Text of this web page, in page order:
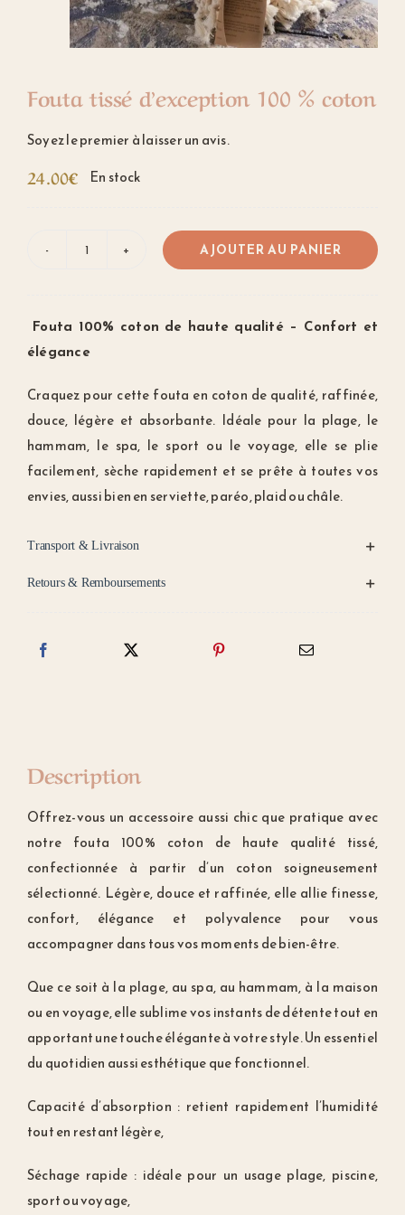
Notre Marque
Fouta tissé d’exception 100 % coton
Soyez le premier à laisser un avis.
24.00€ En stock
quantité
tissé
d'exception
%
coton
AJOUTER AU PANIER
Fouta 100% coton de haute qualité – Confort et
élégance
Craquez pour cette fouta en coton de qualité, raffinée,
douce, légère et absorbante. Idéale pour la plage, le
hammam, le spa, le sport ou le voyage, elle se plie
facilement, sèche rapidement et se prête à toutes vos
envies, aussi bien en serviette, paréo, plaid ou châle.
Transport & Livraison
Retours & Remboursements
Description
Offrez-vous un accessoire aussi chic que pratique avec
notre fouta 100% coton de haute qualité tissé,
confectionnée à partir d’un coton soigneusement
sélectionné. Légère, douce et raffinée, elle allie finesse,
confort, élégance et polyvalence pour vous
accompagner dans tous vos moments de bien-être.
Que ce soit à la plage, au spa, au hammam, à la maison
ou en voyage, elle sublime vos instants de détente tout en
apportant une touche élégante à votre style. Un essentiel
du quotidien aussi esthétique que fonctionnel.
Capacité d’absorption : retient rapidement l’humidité
tout en restant légère,
Séchage rapide : idéale pour un usage plage, piscine,
sport ou voyage,